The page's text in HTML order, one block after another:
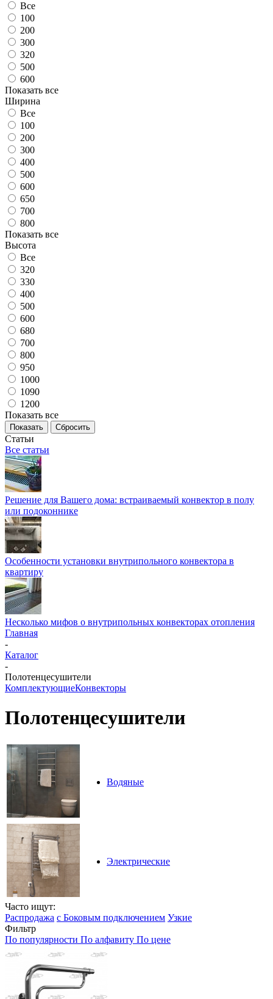
Все
100
200
300
320
500
600
Показать все
Ширина
Все
100
200
300
400
500
600
650
700
800
Показать все
Высота
Все
320
330
400
500
600
680
700
800
950
1000
1090
1200
Показать все
Сбросить
Статьи
Все статьи
Решение для Вашего дома: встраиваемый конвектор в полу
или подоконнике
Особенности установки внутрипольного конвектора в
квартиру
Несколько мифов о внутрипольных конвекторах отопления
Главная
-
Каталог
-
Полотенцесушители
КомплектующиеКонвекторы
Полотенцесушители
Водяные
Электрические
Часто ищут:
Распродажа с Боковым подключением Узкие
Фильтр
По популярности По алфавиту По цене